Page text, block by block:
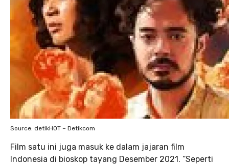
Source: detikHOT – Detikcom
Film satu ini juga masuk ke dalam jajaran film
Indonesia di bioskop tayang Desember 2021. “Seperti